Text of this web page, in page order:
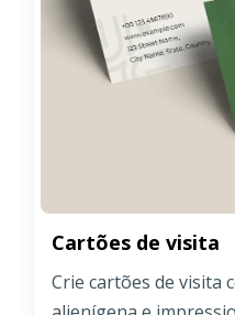
Cartões de visita
Crie cartões de visita